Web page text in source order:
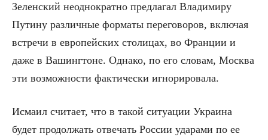
Зеленский неоднократно предлагал Владимиру
Путину различные форматы переговоров, включая
встречи в европейских столицах, во Франции и
даже в Вашингтоне. Однако, по его словам, Москва
эти возможности фактически игнорировала.
Исмаил считает, что в такой ситуации Украина
будет продолжать отвечать России ударами по ее